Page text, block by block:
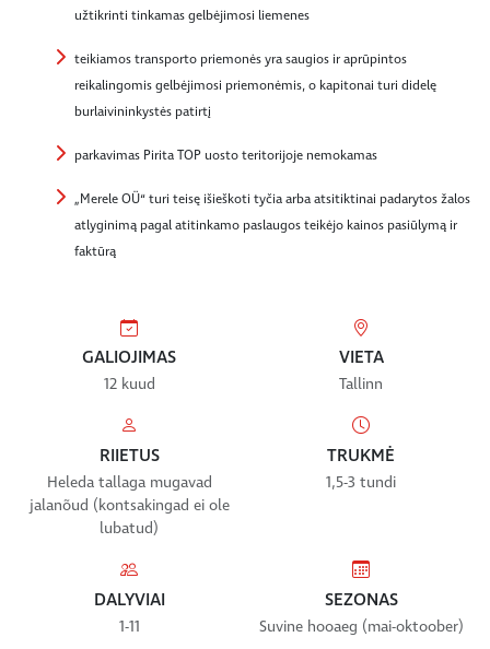
užtikrinti tinkamas gelbėjimosi liemenes
teikiamos transporto priemonės yra saugios ir aprūpintos
reikalingomis gelbėjimosi priemonėmis, o kapitonai turi didelę
burlaivininkystės patirtį
parkavimas Pirita TOP uosto teritorijoje nemokamas
„Merele OÜ“ turi teisę išieškoti tyčia arba atsitiktinai padarytos žalos
atlyginimą pagal atitinkamo paslaugos teikėjo kainos pasiūlymą ir
faktūrą
GALIOJIMAS
12 kuud
VIETA
Tallinn
RIIETUS
Heleda tallaga mugavad
jalanõud (kontsakingad ei ole
lubatud)
TRUKMĖ
1,5-3 tundi
DALYVIAI
1-11
SEZONAS
Suvine hooaeg (mai-oktoober)